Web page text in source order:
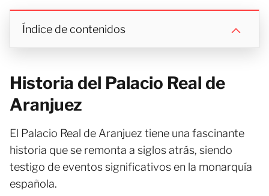
Índice de contenidos
Historia del Palacio Real de
Aranjuez
El Palacio Real de Aranjuez tiene una fascinante
historia que se remonta a siglos atrás, siendo
testigo de eventos significativos en la monarquía
española.